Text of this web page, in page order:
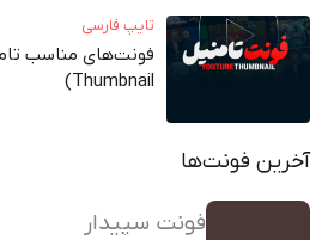
تایپ فارسی
Thumbnail)
آخرین فونت‌ها
فونت سپیدار